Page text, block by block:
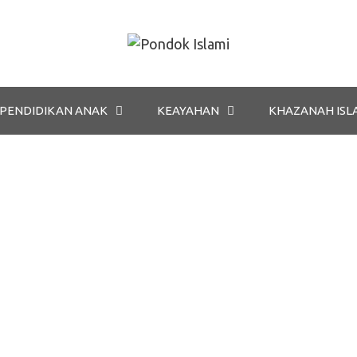
PENDIDIKAN ANAK KEAYAHAN KHAZANAH